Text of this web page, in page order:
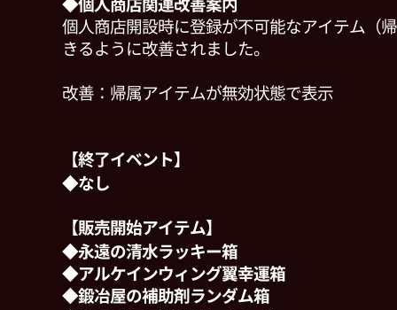
◆個人商店関連改善案内
個人商店開設時に登録が不可能なアイテム（
きるように改善されました。
改善：帰属アイテムが無効状態で表示
【終了イベント】
◆なし
【販売開始アイテム】
◆永遠の清水ラッキー箱
◆アルケインウィング翼幸運箱
◆鍛冶屋の補助剤ランダム箱